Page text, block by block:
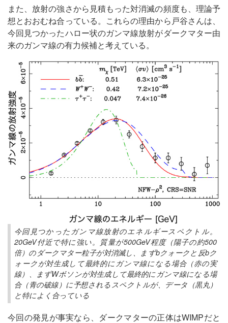
また、放射の強さから見積もった対消滅の頻度も、理論予
想とおおむね合っている。これらの理由から戸谷さんは、
今回見つかったハロー状のガンマ線放射がダークマター由
来のガンマ線の有力候補と考えている。
今回見つかったガンマ線放射のエネルギースペクトル。
20GeV付近で特に強い。質量が500GeV程度（陽子の約500
倍）のダークマター粒子が対消滅し、まずbクォークと反bク
ォークが対生成して最終的にガンマ線になる場合（赤の実
線）、まずWボソンが対生成して最終的にガンマ線になる場
合（青の破線）に予想されるスペクトルが、データ（黒丸）
と特によく合っている
今回の発見が事実なら、ダークマターの正体はWIMPだと